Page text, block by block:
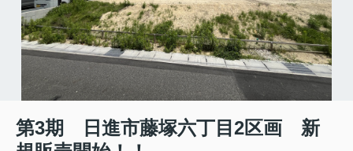
第3期 日進市藤塚六丁目2区画 新